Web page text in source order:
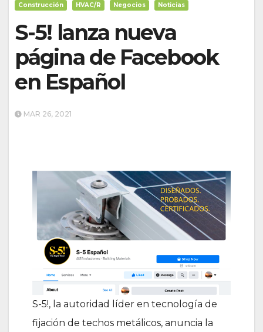
Construcción HVAC/R Negocios Noticias
S-5! lanza nueva
página de Facebook
en Español
MAR 26, 2021
S-5!, la autoridad líder en tecnología de
fijación de techos metálicos, anuncia la